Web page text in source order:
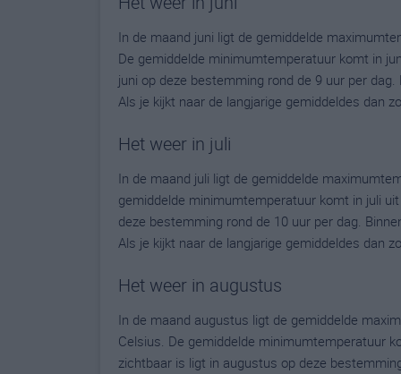
In de maand juni ligt de gemiddelde
De gemiddelde minimumtemperatuur komt in
juni op deze bestemming rond de 9 uur per
Als je kijkt naar de langjarige gemiddeldes dan
Het weer in juli
In de maand juli ligt de gemiddelde
gemiddelde minimumtemperatuur komt in juli
deze bestemming rond de 10 uur per dag.
Als je kijkt naar de langjarige gemiddeldes dan
Het weer in augustus
In de maand augustus ligt de gemiddelde
Celsius. De gemiddelde minimumtemperatuur
zichtbaar is ligt in augustus op deze